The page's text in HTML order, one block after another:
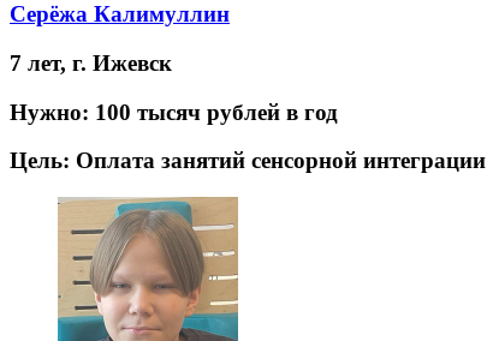
Серёжа Калимуллин
7 лет, г. Ижевск
Нужно: 100 тысяч рублей в год
Цель: Оплата занятий сенсорной интеграции